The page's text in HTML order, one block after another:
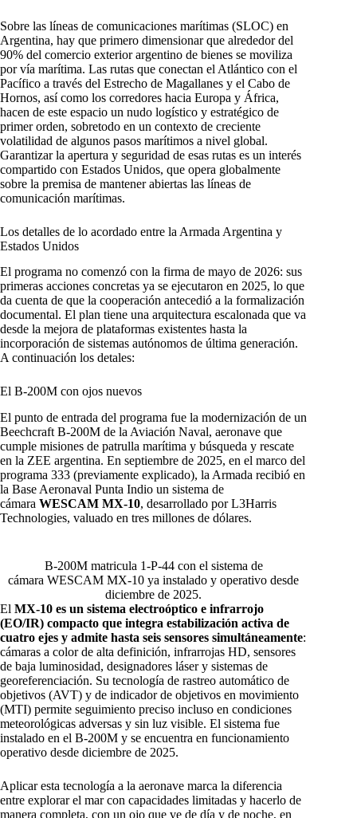
Sobre las líneas de comunicaciones marítimas (SLOC) en
Argentina, hay que primero dimensionar que alrededor del
90% del comercio exterior argentino de bienes se moviliza
por vía marítima. Las rutas que conectan el Atlántico con el
Pacífico a través del Estrecho de Magallanes y el Cabo de
Hornos, así como los corredores hacia Europa y África,
hacen de este espacio un nudo logístico y estratégico de
primer orden, sobretodo en un contexto de creciente
volatilidad de algunos pasos marítimos a nivel global.
Garantizar la apertura y seguridad de esas rutas es un interés
compartido con Estados Unidos, que opera globalmente
sobre la premisa de mantener abiertas las líneas de
comunicación marítimas.
Los detalles de lo acordado entre la Armada Argentina y
Estados Unidos
El programa no comenzó con la firma de mayo de 2026: sus
primeras acciones concretas ya se ejecutaron en 2025, lo que
da cuenta de que la cooperación antecedió a la formalización
documental. El plan tiene una arquitectura escalonada que va
desde la mejora de plataformas existentes hasta la
incorporación de sistemas autónomos de última generación.​
A continuación los detales:
El B-200M con ojos nuevos
El punto de entrada del programa fue la modernización de un
Beechcraft B-200M de la Aviación Naval, aeronave que
cumple misiones de patrulla marítima y búsqueda y rescate
en la ZEE argentina. En septiembre de 2025, en el marco del
programa 333 (previamente explicado), la Armada recibió en
la Base Aeronaval Punta Indio un sistema de
cámara WESCAM MX-10, desarrollado por L3Harris
Technologies, valuado en tres millones de dólares.
B-200M matricula 1-P-44 con el sistema de
cámara WESCAM MX-10 ya instalado y operativo desde
diciembre de 2025.
El MX-10 es un sistema electroóptico e infrarrojo
(EO/IR) compacto que integra estabilización activa de
cuatro ejes y admite hasta seis sensores simultáneamente:
cámaras a color de alta definición, infrarrojas HD, sensores
de baja luminosidad, designadores láser y sistemas de
georeferenciación. Su tecnología de rastreo automático de
objetivos (AVT) y de indicador de objetivos en movimiento
(MTI) permite seguimiento preciso incluso en condiciones
meteorológicas adversas y sin luz visible. El sistema fue
instalado en el B-200M y se encuentra en funcionamiento
operativo desde diciembre de 2025.
Aplicar esta tecnología a la aeronave marca la diferencia
entre explorar el mar con capacidades limitadas y hacerlo de
manera completa, con un ojo que ve de día y de noche, en